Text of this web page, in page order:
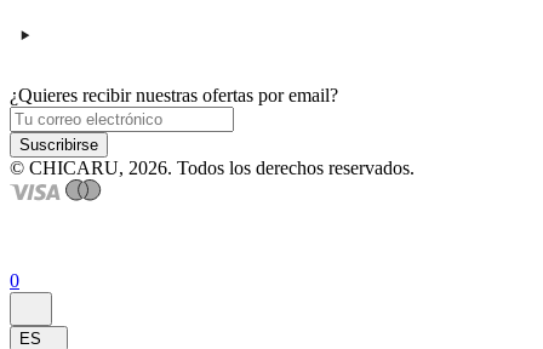
¿Quieres recibir nuestras ofertas por email?
Suscribirse
© CHICARU, 2026. Todos los derechos reservados.
0
ES